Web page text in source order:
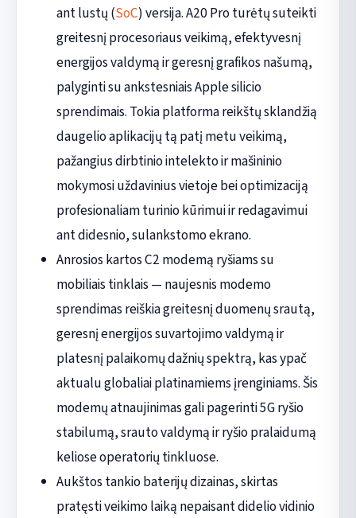
ant lustų (SoC) versija. A20 Pro turėtų suteikti
greitesnį procesoriaus veikimą, efektyvesnį
energijos valdymą ir geresnį grafikos našumą,
palyginti su ankstesniais Apple silicio
sprendimais. Tokia platforma reikštų sklandžią
daugelio aplikacijų tą patį metu veikimą,
pažangius dirbtinio intelekto ir mašininio
mokymosi uždavinius vietoje bei optimizaciją
profesionaliam turinio kūrimui ir redagavimui
ant didesnio, sulankstomo ekrano.
Anrosios kartos C2 modemą ryšiams su
mobiliais tinklais — naujesnis modemo
sprendimas reiškia greitesnį duomenų srautą,
geresnį energijos suvartojimo valdymą ir
platesnį palaikomų dažnių spektrą, kas ypač
aktualu globaliai platinamiems įrenginiams. Šis
modemų atnaujinimas gali pagerinti 5G ryšio
stabilumą, srauto valdymą ir ryšio pralaidumą
keliose operatorių tinkluose.
Aukštos tankio baterijų dizainas, skirtas
pratęsti veikimo laiką nepaisant didelio vidinio